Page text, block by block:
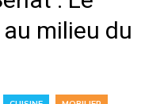
milieu du